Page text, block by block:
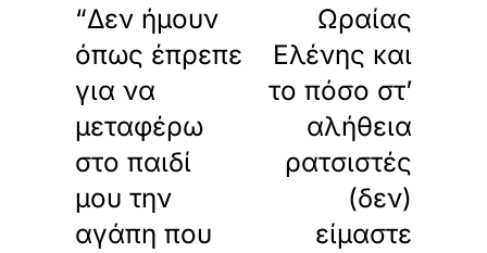
“Δεν ήμουν
όπως έπρεπε
για να
μεταφέρω
στο παιδί
μου την
αγάπη που
Ωραίας
Ελένης και
το πόσο στ’
αλήθεια
ρατσιστές
(δεν)
είμαστε